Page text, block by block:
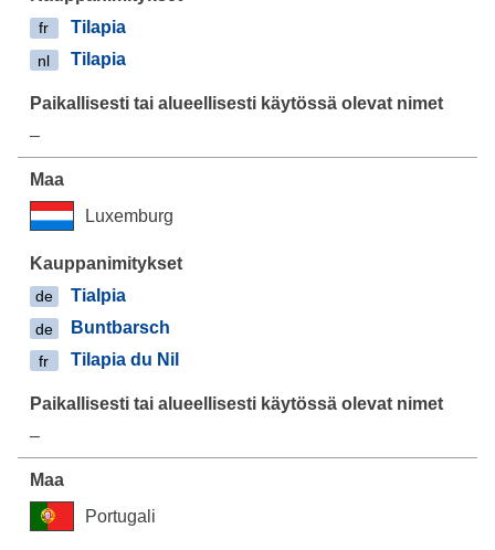
fr Tilapia
nl Tilapia
–
Luxemburg
de Tialpia
de Buntbarsch
fr Tilapia du Nil
–
Portugali